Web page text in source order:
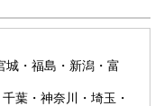
・福島・新潟・富
神奈川・埼玉・